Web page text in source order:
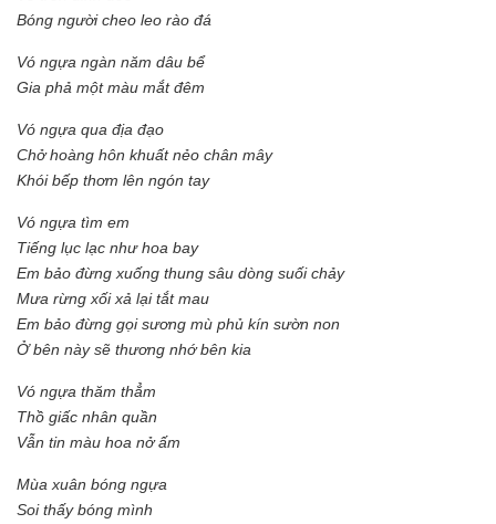
Bóng người cheo leo rào đá
Vó ngựa ngàn năm dâu bể
Gia phả một màu mắt đêm
Vó ngựa qua địa đạo
Chở hoàng hôn khuất nẻo chân mây
Khói bếp thơm lên ngón tay
Vó ngựa tìm em
Tiếng lục lạc như hoa bay
Em bảo đừng xuống thung sâu dòng suối chảy
Mưa rừng xối xả lại tắt mau
Em bảo đừng gọi sương mù phủ kín sườn non
Ở bên này sẽ thương nhớ bên kia
Vó ngựa thăm thẳm
Thồ giấc nhân quần
Vẫn tin màu hoa nở ấm
Mùa xuân bóng ngựa
Soi thấy bóng mình